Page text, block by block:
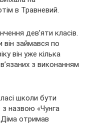
в Травневий.
дев’яти класів.
він займався по
він уже кілька
з виконанням
школи бути
назвою «Чунга
отримав